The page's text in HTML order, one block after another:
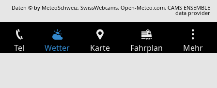
Daten © by MeteoSchweiz,SwissWebcams,Open-Meteo.com,CAMS ENSEMBLE
data provider
Tel Wetter Karte Fahrplan Mehr